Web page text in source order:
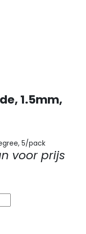
1.5mm,
5/pack
voor prijs